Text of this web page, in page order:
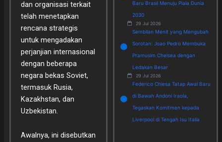
dan organisasi terkait
telah menetapkan
rencana strategis
untuk mengadakan
perjanjian internasional
dengan beberapa
negara bekas Soviet,
termasuk Rusia,
Kazakhstan, dan
Uzbekistan.
Awalnya, ini disebutkan
Baru Brasil Menuju Piala Dunia
2030
29 Jul 2026
Sembilan Menit yang Mengubah
Sorotan: Joao Pedro Membuka
Pramusim Chelsea dengan
Ledakan Besar
29 Jul 2026
Federico Chiesa Tatap Awal Baru
di Bawah Andoni Iraola,
Tegaskan Komitmen kepada
Liverpool di Tengah Isu Italia